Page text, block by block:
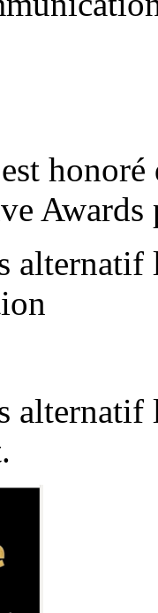
Awards
alternatif